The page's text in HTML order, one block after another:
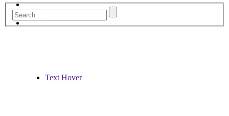
CONTATTI
Text Hover